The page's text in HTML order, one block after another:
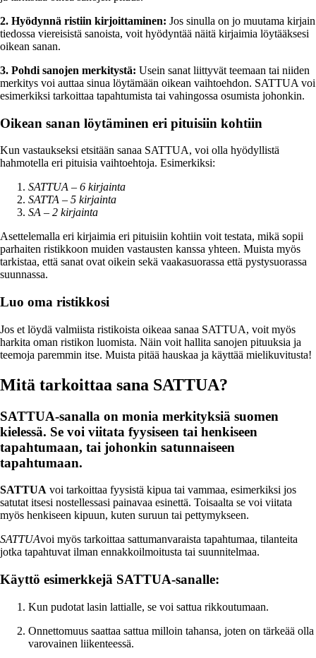
2. Hyödynnä ristiin kirjoittaminen: Jos sinulla on jo muutama kirjain
tiedossa viereisistä sanoista, voit hyödyntää näitä kirjaimia löytääksesi
oikean sanan.
3. Pohdi sanojen merkitystä: Usein sanat liittyvät teemaan tai niiden
merkitys voi auttaa sinua löytämään oikean vaihtoehdon. SATTUA voi
esimerkiksi tarkoittaa tapahtumista tai vahingossa osumista johonkin.
Oikean sanan löytäminen eri pituisiin kohtiin
Kun vastaukseksi etsitään sanaa SATTUA, voi olla hyödyllistä
hahmotella eri pituisia vaihtoehtoja. Esimerkiksi:
SATTUA – 6 kirjainta
SATTA – 5 kirjainta
SA – 2 kirjainta
Asettelemalla eri kirjaimia eri pituisiin kohtiin voit testata, mikä sopii
parhaiten ristikkoon muiden vastausten kanssa yhteen. Muista myös
tarkistaa, että sanat ovat oikein sekä vaakasuorassa että pystysuorassa
suunnassa.
Luo oma ristikkosi
Jos et löydä valmiista ristikoista oikeaa sanaa SATTUA, voit myös
harkita oman ristikon luomista. Näin voit hallita sanojen pituuksia ja
teemoja paremmin itse. Muista pitää hauskaa ja käyttää mielikuvitusta!
Mitä tarkoittaa sana SATTUA?
SATTUA-sanalla on monia merkityksiä suomen
kielessä. Se voi viitata fyysiseen tai henkiseen
tapahtumaan, tai johonkin satunnaiseen
tapahtumaan.
SATTUA voi tarkoittaa fyysistä kipua tai vammaa, esimerkiksi jos
satutat itsesi nostellessasi painavaa esinettä. Toisaalta se voi viitata
myös henkiseen kipuun, kuten suruun tai pettymykseen.
SATTUAvoi myös tarkoittaa sattumanvaraista tapahtumaa, tilanteita
jotka tapahtuvat ilman ennakkoilmoitusta tai suunnitelmaa.
Käyttö esimerkkejä SATTUA-sanalle:
Kun pudotat lasin lattialle, se voi sattua rikkoutumaan.
Onnettomuus saattaa sattua milloin tahansa, joten on tärkeää olla
varovainen liikenteessä.